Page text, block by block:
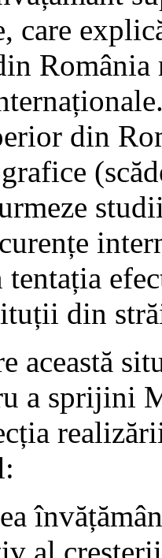
care
România
din
din
această
a sprijini
al